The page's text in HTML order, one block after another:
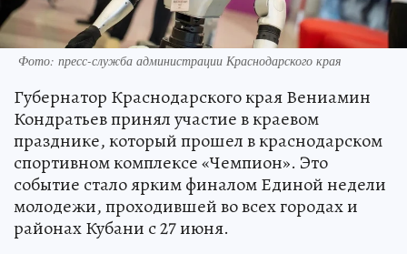
Фото: пресс-служба администрации Краснодарского края
Губернатор Краснодарского края Вениамин
Кондратьев принял участие в краевом
празднике, который прошел в краснодарском
спортивном комплексе «Чемпион». Это
событие стало ярким финалом Единой недели
молодежи, проходившей во всех городах и
районах Кубани с 27 июня.